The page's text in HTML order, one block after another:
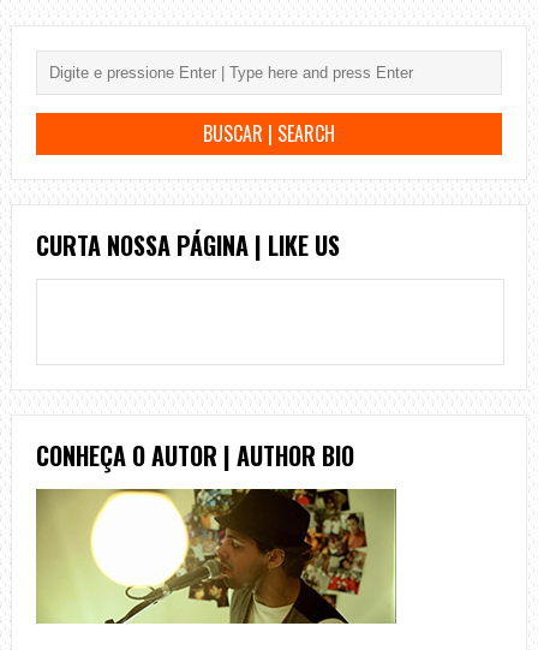
CURTA NOSSA PÁGINA | LIKE US
CONHEÇA O AUTOR | AUTHOR BIO